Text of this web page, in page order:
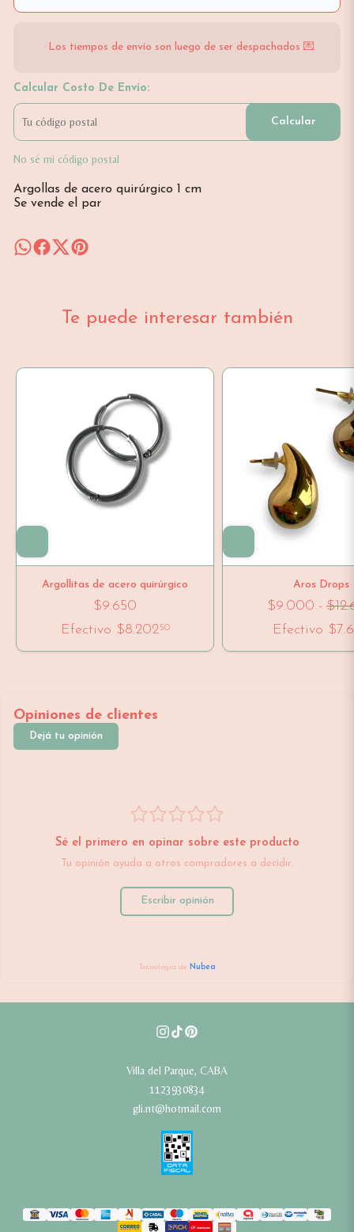
Los tiempos de envío son luego de ser despachados 💌
Calcular Costo De Envío:
Calcular
No sé mi código postal
Argollas de acero quirúrgico 1 cm
Se vende el par
Te puede interesar también
Argollitas de acero quirúrgico
$9.650
Efectivo $8.20250
Aros Drops
$9.000 -
Efectivo
Opiniones de clientes
Dejá tu opinión
Sé el primero en opinar sobre este producto
Tu opinión ayuda a otros compradores a decidir.
Escribir opinión
Tecnología de Nubea
Villa del Parque, CABA
1123930834
gli.nt@hotmail.com